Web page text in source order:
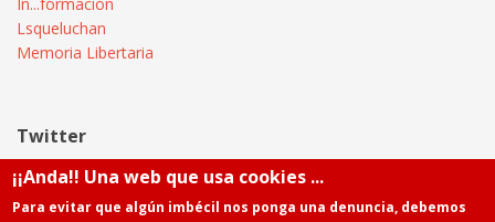
Lsqueluchan
Memoria Libertaria
Twitter
Tweets by @Informatica_CGT
¡¡Anda!! Una web que usa cookies ...
Para evitar que algún imbécil nos ponga una denuncia, debemos